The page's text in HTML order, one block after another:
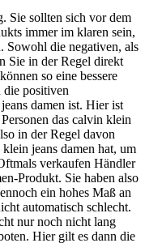
Sie sollten sich vor dem
immer im klaren sein,
Sowohl die negativen, als
Sie in der Regel direkt
so eine bessere
die positiven
damen ist. Hier ist
das calvin klein
in der Regel davon
jeans damen hat, um
verkaufen Händler
Produkt. Sie haben also
ein hohes Maß an
automatisch schlecht.
nur noch nicht lang
Hier gilt es dann die